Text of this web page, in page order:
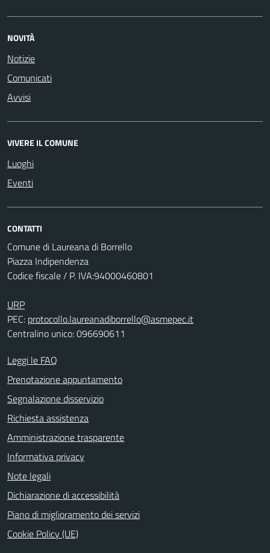
NOVITÀ
Notizie
Comunicati
Avvisi
VIVERE IL COMUNE
Luoghi
Eventi
CONTATTI
Comune di Laureana di Borrello
Piazza Indipendenza
Codice fiscale / P. IVA:94000460801
URP
PEC: protocollo.laureanadiborrello@asmepec.it
Centralino unico: 096690611
Leggi le FAQ
Prenotazione appuntamento
Segnalazione disservizio
Richiesta assistenza
Amministrazione trasparente
Informativa privacy
Note legali
Dichiarazione di accessibilità
Piano di miglioramento dei servizi
Cookie Policy (UE)